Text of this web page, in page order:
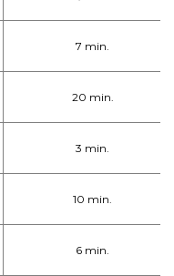
7 min.
20 min.
3 min.
10 min.
6 min.